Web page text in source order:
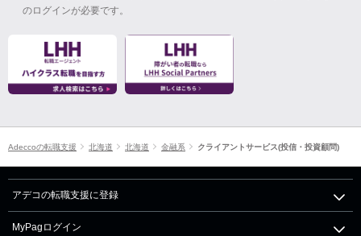
のログインが必要です。
Adeccoの転職支援 北海道 北海道 金融系 クライアントサービス(投信・投資顧問)
アデコの転職支援に登録
MyPagログイン